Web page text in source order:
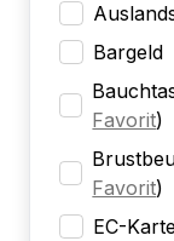
Bargeld
Favorit)
Favorit)
EC-